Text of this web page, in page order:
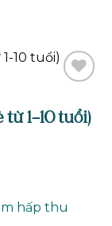
wishlist
1-10 tuổi)
hấp thu